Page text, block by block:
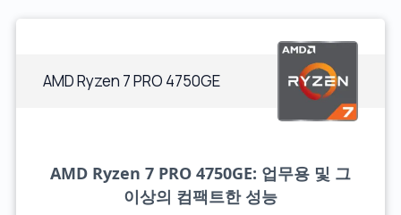
AMD Ryzen 7 PRO 4750GE
AMD Ryzen 7 PRO 4750GE: 업무용 및 그
이상의 컴팩트한 성능